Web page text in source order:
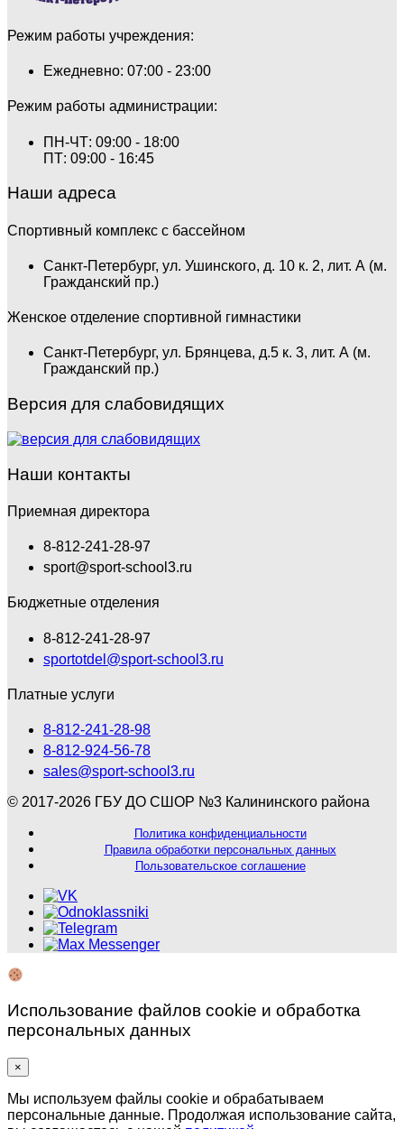
Режим работы учреждения:
Ежедневно: 07:00 - 23:00
Режим работы администрации:
ПН-ЧТ: 09:00 - 18:00
ПТ: 09:00 - 16:45
Наши адреса
Спортивный комплекс с бассейном
Санкт-Петербург, ул. Ушинского, д. 10 к. 2, лит. А (м.
Гражданский пр.)
Женское отделение спортивной гимнастики
Санкт-Петербург, ул. Брянцева, д.5 к. 3, лит. А (м.
Гражданский пр.)
Версия для слабовидящих
Наши контакты
Приемная директора
8-812-241-28-97
sport@sport-school3.ru
Бюджетные отделения
8-812-241-28-97
sportotdel@sport-school3.ru
Платные услуги
8-812-241-28-98
8-812-924-56-78
sales@sport-school3.ru
© 2017-2026 ГБУ ДО СШОР №3 Калининского района
Политика конфиденциальности
Правила обработки персональных данных
Пользовательское соглашение
Использование файлов cookie и обработка
персональных данных
×
Мы используем файлы cookie и обрабатываем
персональные данные. Продолжая использование сайта,